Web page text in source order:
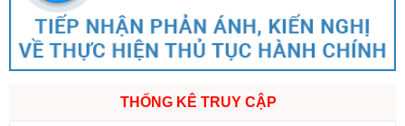
THỐNG KÊ TRUY CẬP